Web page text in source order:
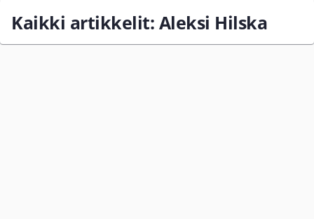
Kaikki artikkelit: Aleksi Hilska